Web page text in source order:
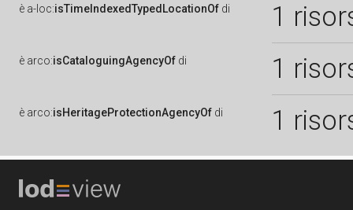
è a-loc:isTimeIndexedTypedLocationOf di 1
è arco:isCataloguingAgencyOf di 1
è arco:isHeritageProtectionAgencyOf di 1